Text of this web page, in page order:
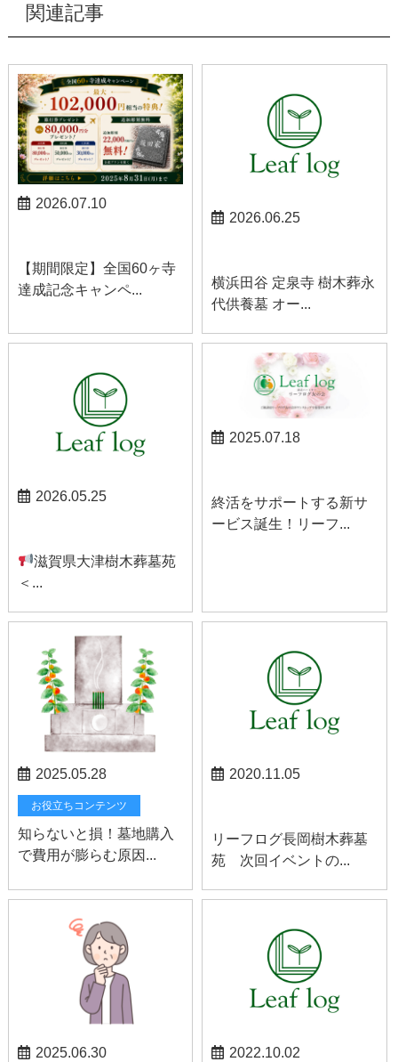
関連記事
2026.07.10
【期間限定】全国60ヶ寺
達成記念キャンペ...
2026.06.25
横浜田谷 定泉寺 樹木葬永
代供養墓 オー...
2026.05.25
滋賀県大津樹木葬墓苑
＜...
2025.07.18
終活をサポートする新サ
ービス誕生！リーフ...
2025.05.28
お役立ちコンテンツ
知らないと損！墓地購入
で費用が膨らむ原因...
2020.11.05
リーフログ長岡樹木葬墓
苑 次回イベントの...
2025.06.30 2022.10.02